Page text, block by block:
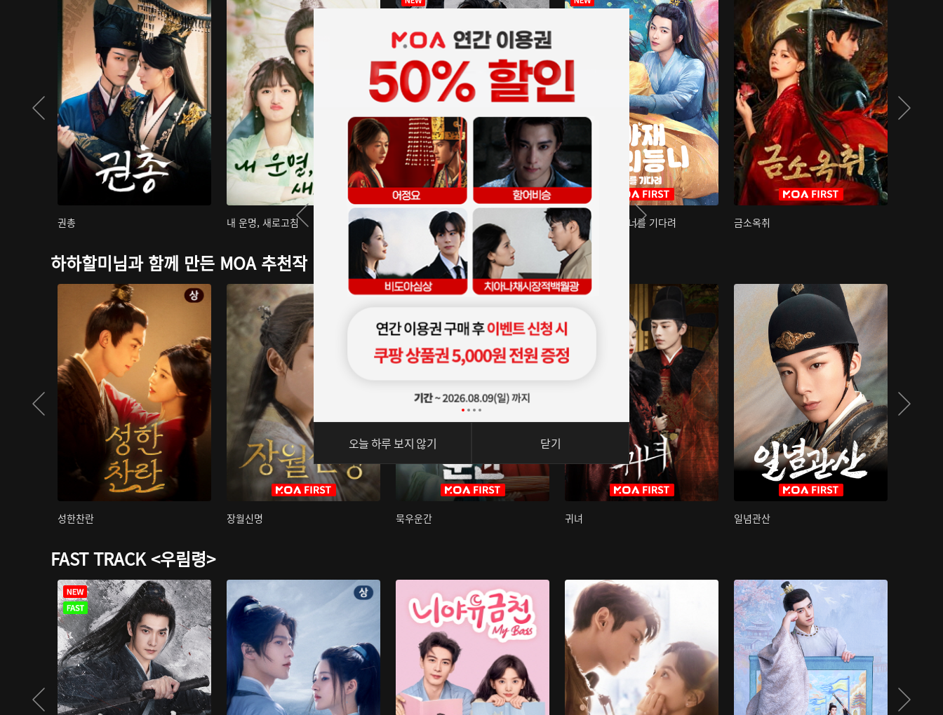
권총 내 운명, 새로고침 아재저리등니 : 너를 기다려 금소옥취
하하할미님과 함께 만든 MOA 추천작
성한찬란 장월신명 묵우운간 귀녀 일념관산
FAST TRACK <우림령>
오늘 하루 보지 않기 닫기